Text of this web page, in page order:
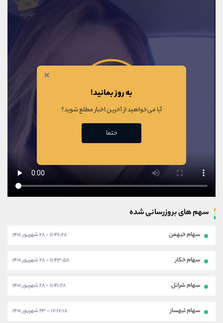
سهم های بروزرسانی شده
سهام خبهمن ۱۱:۴۶:۲۸ - ۲۸ شهریور ۱۴۰۱
سهام خکار ۱۱:۴۳:۵۸ - ۲۸ شهریور ۱۴۰۱
سهام شرانل ۱۱:۴۱:۲۸ - ۲۸ شهریور ۱۴۰۱
سهام ثبهساز ۱۷:۱۷:۱۸ - ۲۳ شهریور ۱۴۰۱
×
به روز بمانید!
آیا می‌خواهید از آخرین اخبار مطلع شوید؟
حتما